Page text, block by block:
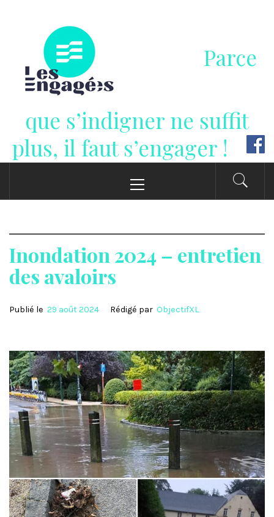
contenu
Parce
que s’indigner ne suffit
plus, il faut s’engager !
principal
Inondation 2024 – entretien
des avaloirs
Publié le 29 août 2024 Rédigé par ObjectifXL